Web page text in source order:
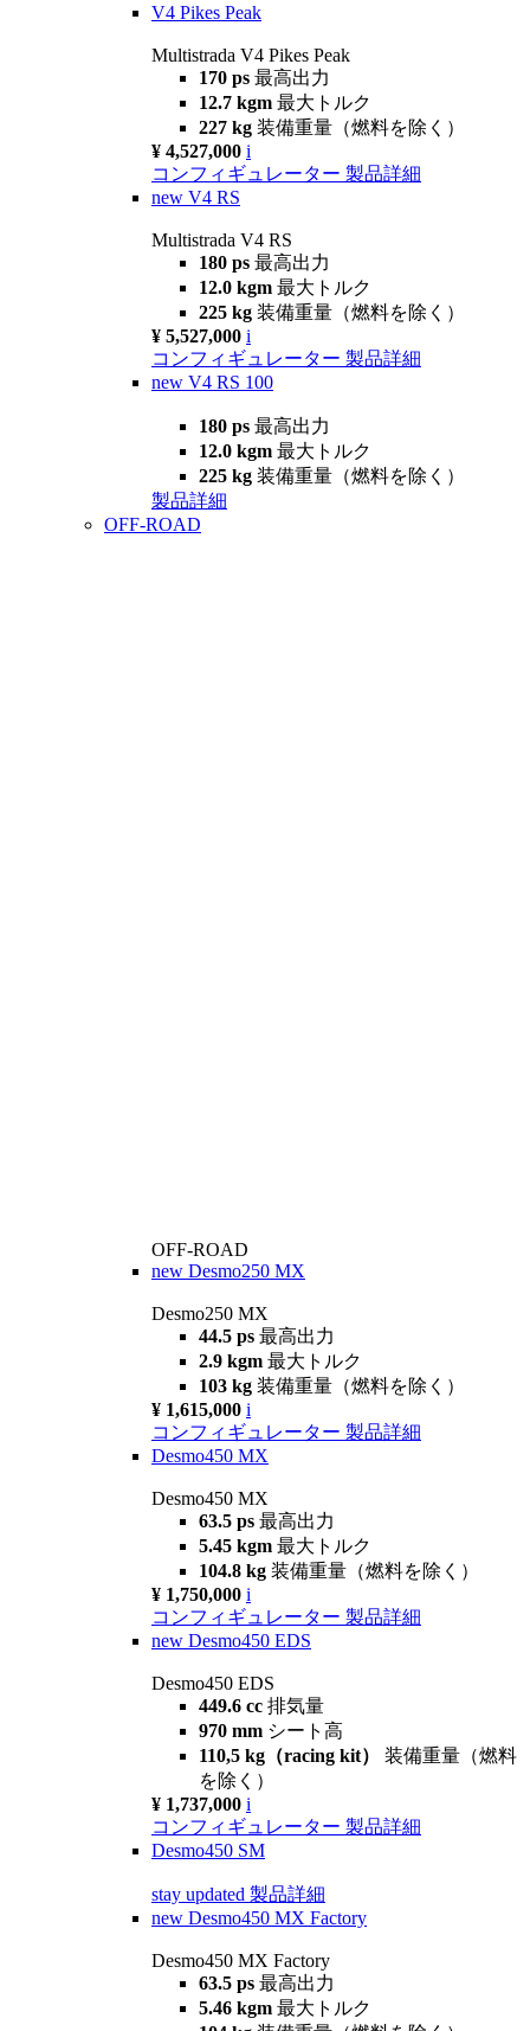
V4 Pikes Peak
Multistrada V4 Pikes Peak
170 ps 最高出力
12.7 kgm 最大トルク
227 kg 装備重量（燃料を除く）
¥ 4,527,000 i
コンフィギュレーター 製品詳細
new V4 RS
Multistrada V4 RS
180 ps 最高出力
12.0 kgm 最大トルク
225 kg 装備重量（燃料を除く）
¥ 5,527,000 i
コンフィギュレーター 製品詳細
new V4 RS 100
180 ps 最高出力
12.0 kgm 最大トルク
225 kg 装備重量（燃料を除く）
製品詳細
OFF-ROAD
OFF-ROAD
new Desmo250 MX
Desmo250 MX
44.5 ps 最高出力
2.9 kgm 最大トルク
103 kg 装備重量（燃料を除く）
¥ 1,615,000 i
コンフィギュレーター 製品詳細
Desmo450 MX
Desmo450 MX
63.5 ps 最高出力
5.45 kgm 最大トルク
104.8 kg 装備重量（燃料を除く）
¥ 1,750,000 i
コンフィギュレーター 製品詳細
new Desmo450 EDS
Desmo450 EDS
449.6 cc 排気量
970 mm シート高
110,5 kg（racing kit） 装備重量（燃料
を除く）
¥ 1,737,000 i
コンフィギュレーター 製品詳細
Desmo450 SM
stay updated 製品詳細
new Desmo450 MX Factory
Desmo450 MX Factory
63.5 ps 最高出力
5.46 kgm 最大トルク